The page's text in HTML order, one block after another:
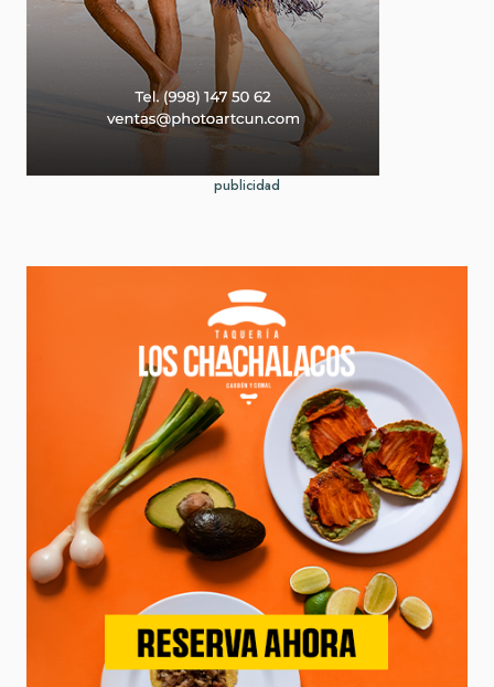
publicidad